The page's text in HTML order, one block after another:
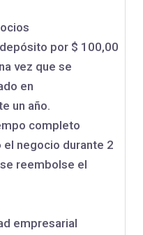
por $ 100,00
vez que se
en
un año.
completo
negocio durante 2
reembolse el
empresarial